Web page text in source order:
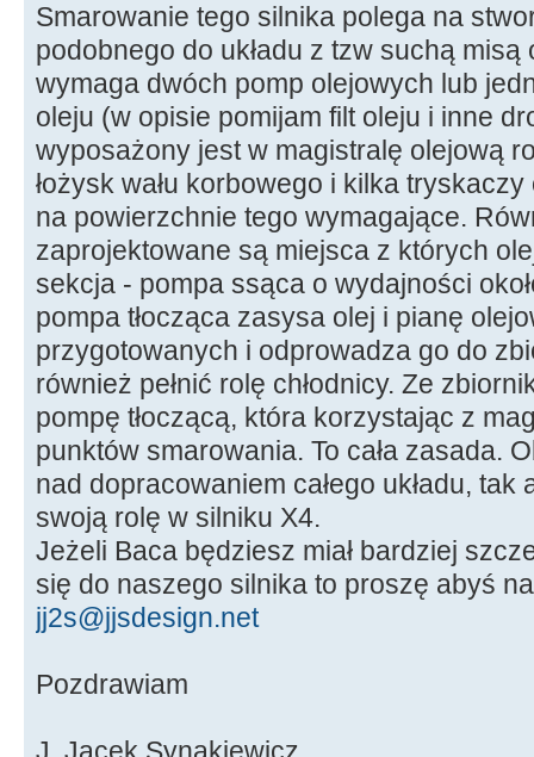
Smarowanie tego silnika polega na
podobnego do układu z tzw suchą misą
wymaga dwóch pomp olejowych lub
oleju (w opisie pomijam filt oleju i inne
wyposażony jest w magistralę olejową
łożysk wału korbowego i kilka
na powierzchnie tego wymagające.
zaprojektowane są miejsca z których
sekcja - pompa ssąca o wydajności
pompa tłocząca zasysa olej i pianę
przygotowanych i odprowadza go do
również pełnić rolę chłodnicy. Ze
pompę tłoczącą, która korzystając z
punktów smarowania. To cała zasada.
nad dopracowaniem całego układu, tak
swoją rolę w silniku X4.
Jeżeli Baca będziesz miał bardziej
się do naszego silnika to proszę abyś
jj2s@jjsdesign.net
Pozdrawiam